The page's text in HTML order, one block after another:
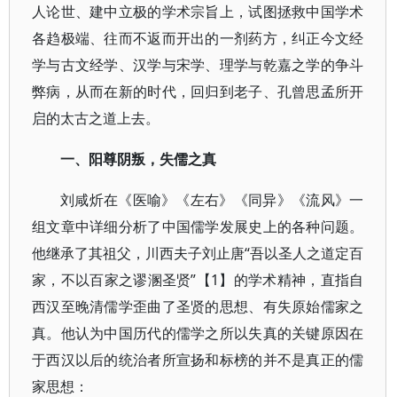
人论世、建中立极的学术宗旨上，试图拯救中国学术
各趋极端、往而不返而开出的一剂药方，纠正今文经
学与古文经学、汉学与宋学、理学与乾嘉之学的争斗
弊病，从而在新的时代，回归到老子、孔曾思孟所开
启的太古之道上去。
一、阳尊阴叛，失儒之真
刘咸炘在《医喻》《左右》《同异》《流风》一
组文章中详细分析了中国儒学发展史上的各种问题。
他继承了其祖父，川西夫子刘止唐“吾以圣人之道定百
家，不以百家之谬溷圣贤”【1】的学术精神，直指自
西汉至晚清儒学歪曲了圣贤的思想、有失原始儒家之
真。他认为中国历代的儒学之所以失真的关键原因在
于西汉以后的统治者所宣扬和标榜的并不是真正的儒
家思想：